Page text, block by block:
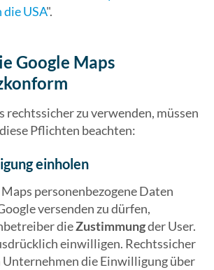
USA".
Google Maps
rechtssicher zu verwenden, müssen
Pflichten beachten:
einholen
personenbezogene Daten
versenden zu dürfen,
dieZustimmungder User.
einwilligen. Rechtssicher
die Einwilligung über